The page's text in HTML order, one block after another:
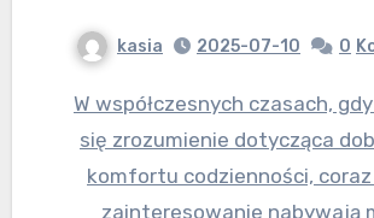
kasia 2025-07-10 0
W współczesnych czasach, gdy zwiększa
się zrozumienie dotycząca
komfortu codzienności,
zainteresowanie nabywają